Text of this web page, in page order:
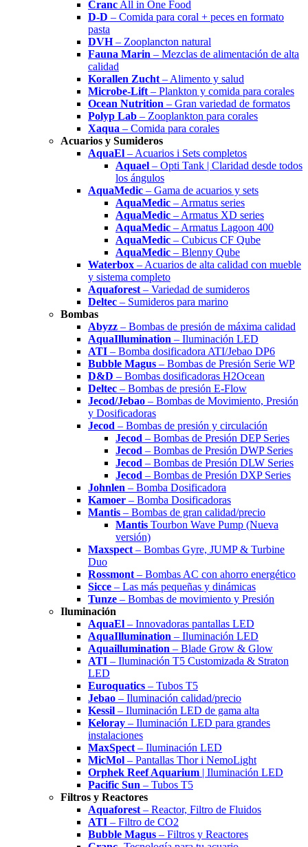
Cranc All in One Food
D-D – Comida para coral + peces en formato
pasta
DVH– Zooplancton natural
Fauna Marin – Mezclas de alimentación de alta
calidad
Korallen Zucht – Alimento y salud
Microbe-Lift – Plankton y comida para corales
Ocean Nutrition – Gran variedad de formatos
Polyp Lab – Zooplankton para corales
Xaqua – Comida para corales
Acuarios y Sumideros
AquaEl – Acuarios i Sets completos
Aquael – Opti Tank | Claridad desde todos
los ángulos
AquaMedic – Gama de acuarios y sets
AquaMedic – Armatus series
AquaMedic – Armatus XD series
AquaMedic – Armatus Lagoon 400
AquaMedic – Cubicus CF Qube
AquaMedic – Blenny Qube
Waterbox – Acuarios de alta calidad con mueble
y sistema completo
Aquaforest – Variedad de sumideros
Deltec – Sumideros para marino
Bombas
Abyzz – Bombas de presión de máxima calidad
AquaIllumination – Iluminación LED
ATI – Bomba dosificadora ATI/Jebao DP6
Bubble Magus – Bombas de Presión Serie WP
D&D – Bombas dosificadoras H2Ocean
Deltec – Bombas de presión E-Flow
Jecod/Jebao – Bombas de Movimiento, Presión
y Dosificadoras
Jecod – Bombas de presión y circulación
Jecod – Bombas de Presión DEP Series
Jecod – Bombas de Presión DWP Series
Jecod – Bombas de Presión DLW Series
Jecod – Bombas de Presión DXP Series
Johnlen – Bomba Dosificadora
Kamoer – Bomba Dosificadoras
Mantis – Bombas de gran calidad/precio
Mantis Tourbon Wave Pump (Nueva
versión)
Maxspect – Bombas Gyre, JUMP & Turbine
Duo
Rossmont – Bombas AC con ahorro energético
Sicce – Las más pequeñas y dinámicas
Tunze – Bombas de movimiento y Presión
Iluminación
AquaEl – Innovadoras pantallas LED
AquaIllumination – Iluminación LED
Aquaillumination – Blade Grow & Glow
ATI – Iluminación T5 Customizada & Straton
LED
Euroquatics – Tubos T5
Jebao – Iluminación calidad/precio
Kessil – Iluminación LED de gama alta
Keloray – Iluminación LED para grandes
instalaciones
MaxSpect – Iluminación LED
MicMol – Pantallas Thor i NemoLight
Orphek Reef Aquarium | Iluminación LED
Pacific Sun – Tubos T5
Filtros y Reactores
Aquaforest – Reactor, Filtro de Fluidos
ATI – Filtro de CO2
Bubble Magus – Filtros y Reactores